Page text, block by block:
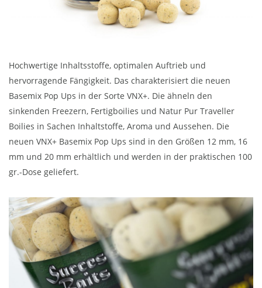
Hochwertige Inhaltsstoffe, optimalen Auftrieb und
hervorragende Fängigkeit. Das charakterisiert die neuen
Basemix Pop Ups in der Sorte VNX+. Die ähneln den
sinkenden Freezern, Fertigboilies und Natur Pur Traveller
Boilies in Sachen Inhaltstoffe, Aroma und Aussehen. Die
neuen VNX+ Basemix Pop Ups sind in den Größen 12 mm, 16
mm und 20 mm erhältlich und werden in der praktischen 100
gr.-Dose geliefert.